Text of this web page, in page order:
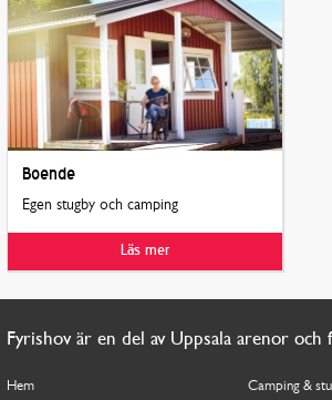
Boende
Egen stugby och camping
Läs mer
Fyrishov är en del av Uppsala arenor och
Hem Camping &